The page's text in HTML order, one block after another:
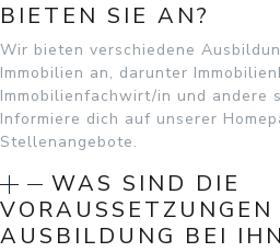
BIETEN SIE AN?
Wir bieten verschiedene
Immobilien an, darunter
Immobilienfachwirt/in und andere
Informiere dich auf unserer
Stellenangebote.
WAS SIND DIE
VORAUSSETZUNGEN
AUSBILDUNG BEI